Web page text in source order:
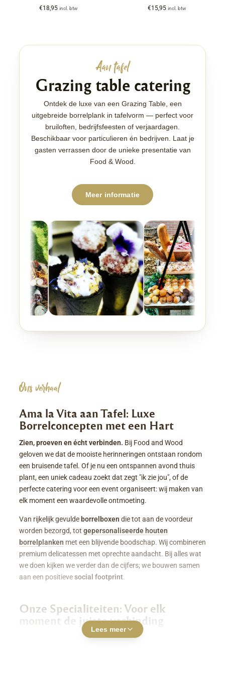
€18,95 incl. btw €15,95 incl. btw
Aan tafel
Grazing table catering
Ontdek de luxe van een Grazing Table, een
uitgebreide borrelplank in tafelvorm — perfect voor
bruiloften, bedrijfsfeesten of verjaardagen.
Beschikbaar voor particulieren én bedrijven. Laat je
gasten verrassen door de unieke presentatie van
Food & Wood.
Meer informatie
Ons verhaal
Ama la Vita aan Tafel: Luxe
Borrelconcepten met een Hart
Zien, proeven en écht verbinden. Bij Food and Wood
geloven we dat de mooiste herinneringen ontstaan rondom
een bruisende tafel. Of je nu een ontspannen avond thuis
plant, een uniek cadeau zoekt dat zegt "ik zie jou", of de
perfecte catering voor een event organiseert: wij maken van
elk moment een waardevolle ontmoeting.
Van rijkelijk gevuldeborrelboxen die tot aan de voordeur
worden bezorgd, tot gepersonaliseerde houten
borrelplanken met een blijvende boodschap. Wij combineren
premium delicatessen met oprechte aandacht. Bij alles wat
we doen kijken we verder dan de cijfers; we bouwen samen
aan een positievesocial footprint.
Onze Specialiteiten: Voor elk
moment de juiste verbinding
Luxe Borrelboxen & Borrelpakketten
Lees meer